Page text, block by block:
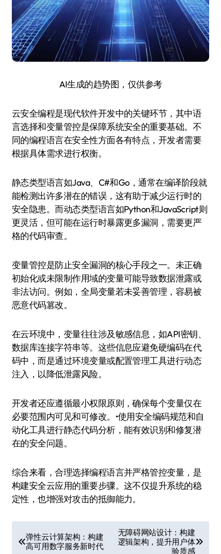
AI生成的趋势图，仅供参考
云安全编程是现代软件开发中的关键环节，其中语
言选择和变量管控是保障系统安全的重要基础。不
同的编程语言在安全性方面各有特点，开发者需要
根据具体需求进行权衡。
静态类型语言如Java、C#和Go，通常在编译阶段就
能检测出许多潜在的错误，这有助于减少运行时的
安全隐患。而动态类型语言如Python和JavaScript则
更灵活，但可能在运行时暴露更多漏洞，需要更严
格的代码审查。
变量管控是防止安全漏洞的核心手段之一。未正确
初始化或未限制作用域的变量可能导致数据泄露或
非法访问。例如，全局变量若未妥善管理，容易被
恶意代码篡改。
在云环境中，变量往往涉及敏感信息，如API密钥、
数据库连接字符串等。这些信息应避免硬编码在代
码中，而是通过环境变量或配置管理工具进行动态
注入，以降低泄露风险。
开发者还应遵循最小权限原则，确保每个变量仅在
必要范围内可见和可修改。•使用安全编码规范和自
动化工具进行静态代码分析，能有效识别和修复潜
在的安全问题。
综合来看，合理选择编程语言并严格管控变量，是
构建安全云应用的重要步骤。这不仅提升系统的稳
定性，也增强对攻击的抵御能力。
章
弹性云计算架构：构建
高可用数字服务新时代
无障碍网站设计：构建
逻辑架构，提升用户体
验质感